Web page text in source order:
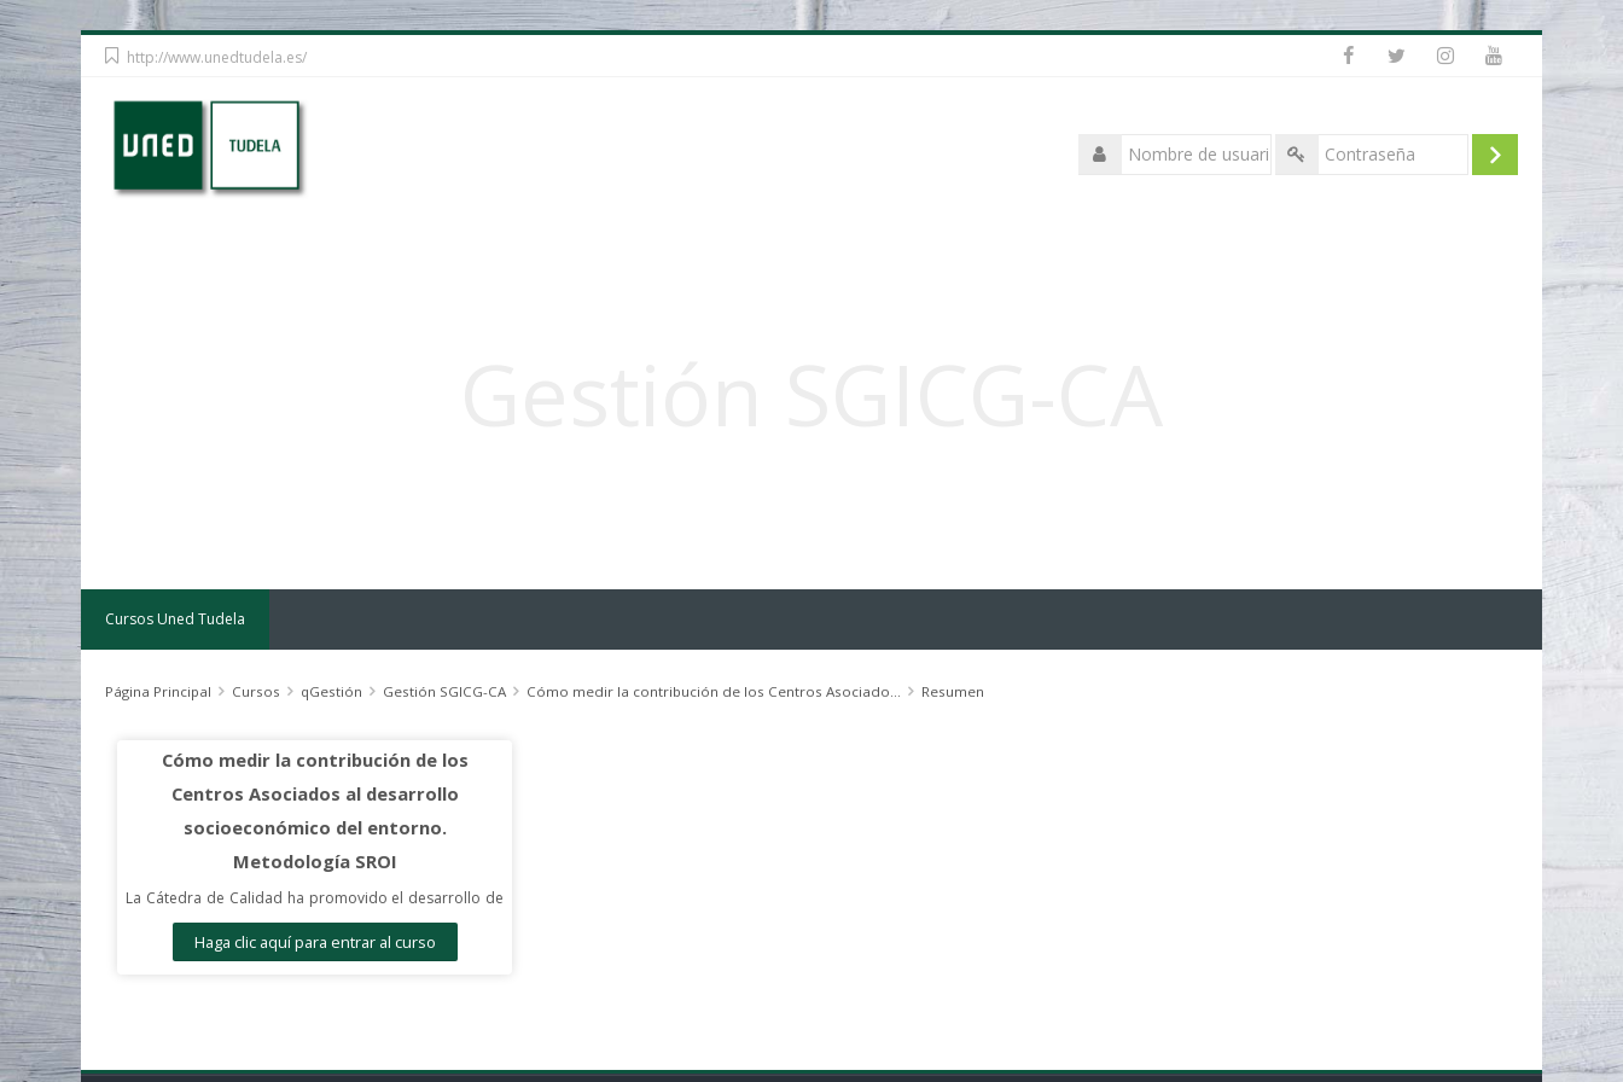
Saltar
a
contenido
principal
http://www.unedtudela.es/
Nombre
de
Acceder
Cursos Uned Tudela
Página Principal Cursos qGestión Gestión SGICG-CA Cómo medir la contribución de los Centros Asociado... Resumen
Cómo medir la contribución de los
Centros Asociados al desarrollo
socioeconómico del entorno.
Metodología SROI
La Cátedra de Calidad ha promovido el desarrollo de
un proyecto de investigación que permite conocer y
cuantificar cual es la contribución de los Centros
Haga clic aquí para entrar al curso